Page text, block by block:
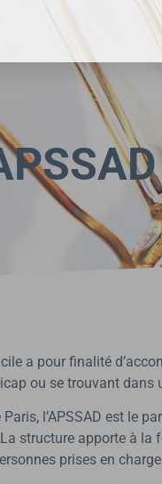
a pour finalité
ou se trouvant
l’APSSAD est le
structure apporte à
prises en